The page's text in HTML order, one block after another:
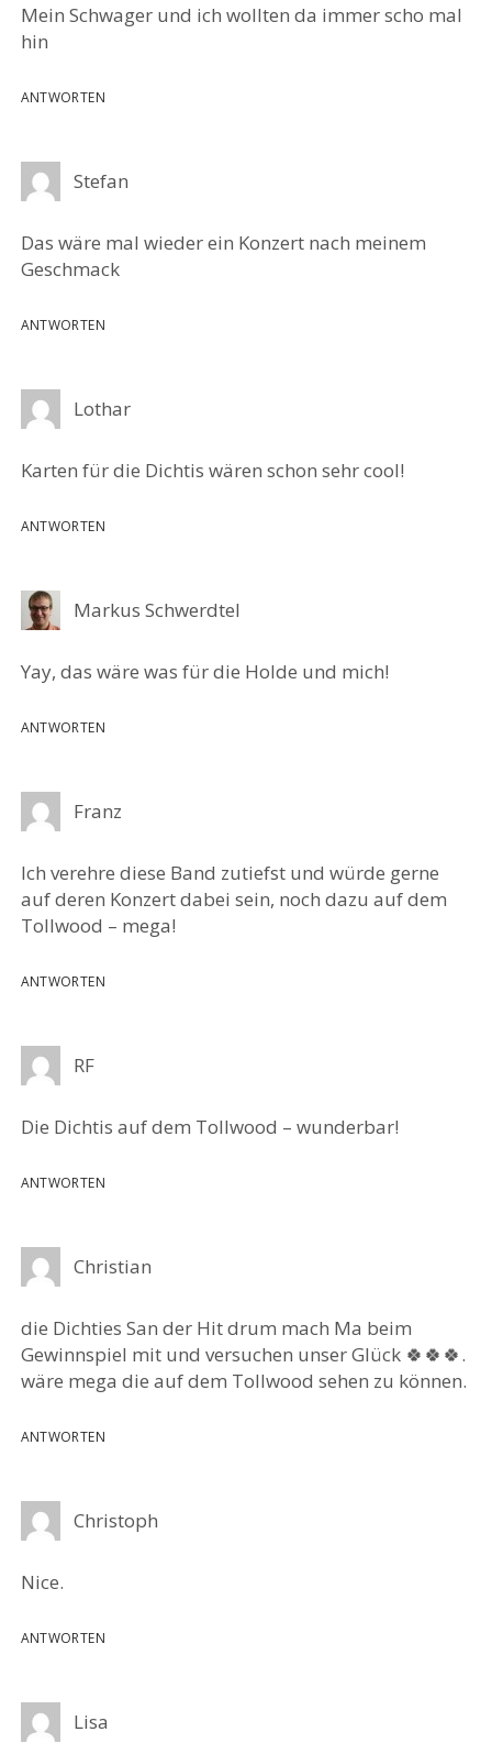
Mein Schwager und ich wollten da immer scho mal
hin
ANTWORTEN
Stefan
Das wäre mal wieder ein Konzert nach meinem
Geschmack
ANTWORTEN
Lothar
Karten für die Dichtis wären schon sehr cool!
ANTWORTEN
Markus Schwerdtel
Yay, das wäre was für die Holde und mich!
ANTWORTEN
Franz
Ich verehre diese Band zutiefst und würde gerne
auf deren Konzert dabei sein, noch dazu auf dem
Tollwood – mega!
ANTWORTEN
RF
Die Dichtis auf dem Tollwood – wunderbar!
ANTWORTEN
Christian
die Dichties San der Hit drum mach Ma beim
Gewinnspiel mit und versuchen unser Glück 🍀🍀🍀.
wäre mega die auf dem Tollwood sehen zu können.
ANTWORTEN
Christoph
Nice.
ANTWORTEN
Lisa